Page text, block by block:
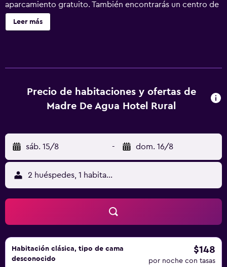
aparcamiento gratuito. También encontrarás un centro de
negocios, una sala de reuniones y servicio de tintorería.
Madre De Água Hotel Rural De Charme ofrece 10
albornoces, zapatillas y bidé. Los huéspedes pueden
navegar por la web gracias a nuestro acceso a Internet
incluyen botella de agua gratuita y secador de pelo. Se
ofrece servicio de limpieza todos los días. Los servicios de
ocio y esparcimiento en este hotel incluyen piscina al aire
libre de temporada. Se pueden practicar las actividades
de ocio y esparcimiento que se indican más abajo en las
instalaciones o cerca del alojamiento (es posible que se
Leer más
Precio de habitaciones y ofertas de
Madre De Agua Hotel Rural
sáb. 15/8 - dom. 16/8
2 huéspedes, 1 habitación
Habitación clásica, tipo de cama
desconocido
$148
por noche con tasas